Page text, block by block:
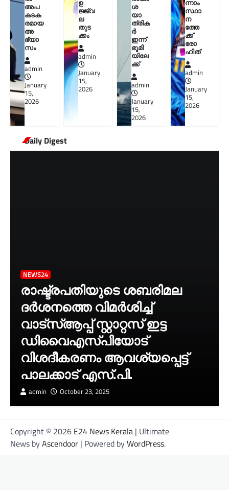
അപ
കടക
രമായ
അ
ഭ്യാ
സം
admin
January
15,
2026
ഉ
ജ്ജ്വ
ല
തുട
ക്കം
admin
January
15,
2026
ശ
യാ
ത്രിക
ർ
ഇന്ന്
ഭൂമി
യിലേ
ക്ക്
admin
January
15,
2026
ന്നാം
സ്ഥാ
ന
ത്തേ
ക്ക്
രോ
ഹിത്
admin
January
15,
2026
Daily Digest
NEWS24
രാഷ്ട്രപതിയുടെ ശബരിമല
ദർശനത്തെ വിമർശിച്ച്
വാട്‌സ്ആപ്പ് സ്റ്റാറ്റസ് ഇട്ട
ഡിവൈഎസ്‌പിയോട്
വിശദീകരണം ആവശ്യപ്പെട്ട്
പാലക്കാട് എസ്.പി.
admin October 23, 2025
Copyright © 2026 E24 News Kerala | Ultimate
News byAscendoor | Powered byWordPress.